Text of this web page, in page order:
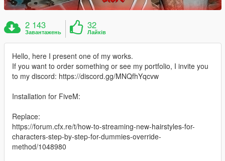
2 143
Завантажень
32
Лайків
Hello, here I present one of my works.
If you want to order something or see my portfolio, I invite you
to my discord: https://discord.gg/MNQfhYqcvw
Installation for FiveM:
Replace:
https://forum.cfx.re/t/how-to-streaming-new-hairstyles-for-
characters-step-by-step-for-dummies-override-
method/1048980